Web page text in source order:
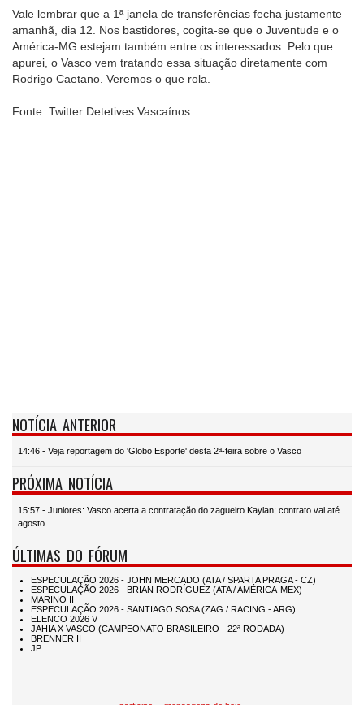
Vale lembrar que a 1ª janela de transferências fecha justamente
amanhã, dia 12. Nos bastidores, cogita-se que o Juventude e o
América-MG estejam também entre os interessados. Pelo que
apurei, o Vasco vem tratando essa situação diretamente com
Rodrigo Caetano. Veremos o que rola.
Fonte: Twitter Detetives Vascaínos
NOTÍCIA ANTERIOR
14:46 - Veja reportagem do 'Globo Esporte' desta 2ª-feira sobre o Vasco
PRÓXIMA NOTÍCIA
15:57 - Juniores: Vasco acerta a contratação do zagueiro Kaylan; contrato vai até
agosto
ÚLTIMAS DO FÓRUM